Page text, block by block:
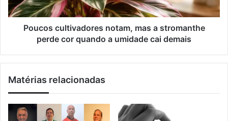
e
2
a
s
u
l
o
r
s
Poucos cultivadores notam, mas a stromanthe
perde cor quando a umidade cai demais
Matérias relacionadas